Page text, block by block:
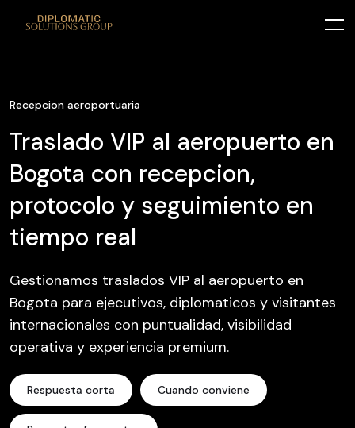
Recepcion aeroportuaria
Traslado VIP al aeropuerto en
Bogota con recepcion,
protocolo y seguimiento en
tiempo real
Gestionamos traslados VIP al aeropuerto en
Bogota para ejecutivos, diplomaticos y visitantes
internacionales con puntualidad, visibilidad
operativa y experiencia premium.
Respuesta corta Cuando conviene